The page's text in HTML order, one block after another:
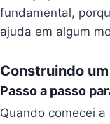
fundamental,
ajuda em algum
Construindo
Passo a passo
Quando comecei